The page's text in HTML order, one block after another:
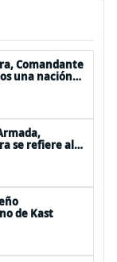
Comandante
una nación
destino
se refiere al
en Rapa Nui
de Kast